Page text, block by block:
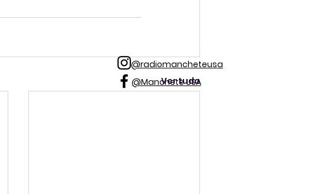
Ver tudo
@radiomancheteusa
@Manchete USA